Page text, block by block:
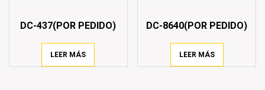
DC-437(POR PEDIDO)
LEER MÁS
DC-8640(POR PEDIDO)
LEER MÁS